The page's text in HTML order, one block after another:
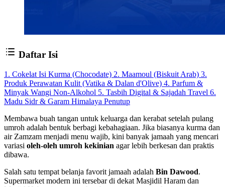
Daftar Isi
1. Cokelat Isi Kurma (Chocodate) 2. Maamoul (Biskuit Arab) 3.
Produk Perawatan Kulit (Vatika & Dalan d'Olive) 4. Parfum &
Minyak Wangi Non-Alkohol 5. Tasbih Digital & Sajadah Travel 6.
Madu Sidr & Garam Himalaya Penutup
Membawa buah tangan untuk keluarga dan kerabat setelah pulang
umroh adalah bentuk berbagi kebahagiaan. Jika biasanya kurma dan
air Zamzam menjadi menu wajib, kini banyak jamaah yang mencari
variasi oleh-oleh umroh kekinian agar lebih berkesan dan praktis
dibawa.
Salah satu tempat belanja favorit jamaah adalah Bin Dawood.
Supermarket modern ini tersebar di dekat Masjidil Haram dan